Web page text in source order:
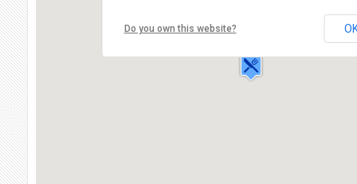
00041 ALBANO
Do you own this website?